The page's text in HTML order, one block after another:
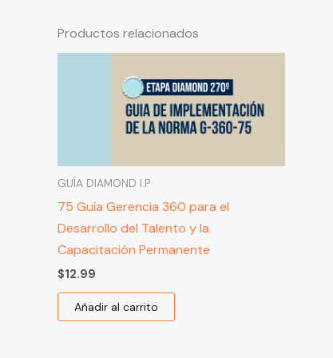
Productos relacionados
GUÍA DIAMOND I.P
75 Guía Gerencia 360 para el
Desarrollo del Talento y la
Capacitación Permanente
$12.99
Añadir al carrito